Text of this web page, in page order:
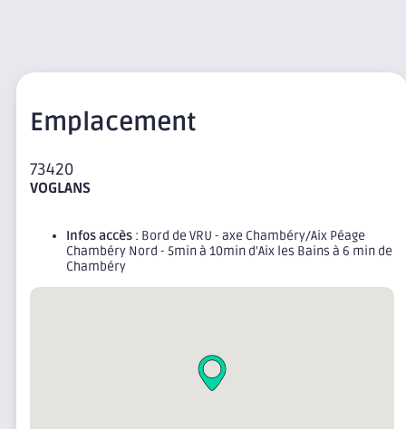
Emplacement
73420
VOGLANS
Infos accès : Bord de VRU - axe Chambéry/Aix Péage
Chambéry Nord - 5min à 10min d'Aix les Bains à 6 min de
Chambéry